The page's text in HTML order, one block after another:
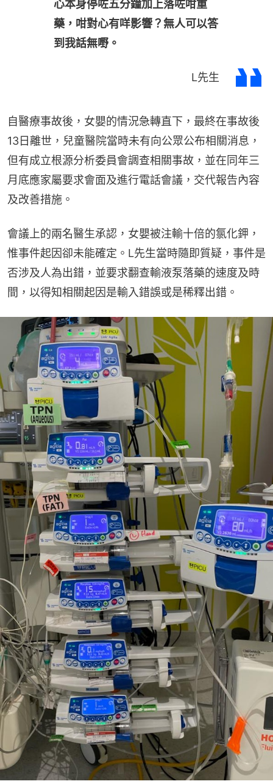
心本身停咗五分鐘加上落咗咁重
藥，咁對心有咩影響？無人可以答
到我話無嘢。
L先生
自醫療事故後，女嬰的情況急轉直下，最終在事故後
13日離世，兒童醫院當時未有向公眾公布相關消息，
但有成立根源分析委員會調查相關事故，並在同年三
月底應家屬要求會面及進行電話會議，交代報告內容
及改善措施。
會議上的兩名醫生承認，女嬰被注輸十倍的氯化鉀，
惟事件起因卻未能確定。L先生當時隨即質疑，事件是
否涉及人為出錯，並要求翻查輸液泵落藥的速度及時
間，以得知相關起因是輸入錯誤或是稀釋出錯。